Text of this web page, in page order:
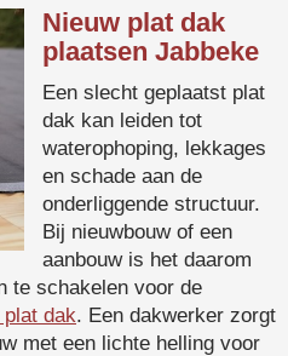
Nieuw plat dak
plaatsen Jabbeke
Een slecht geplaatst plat
dak kan leiden tot
waterophoping, lekkages
en schade aan de
onderliggende structuur.
Bij nieuwbouw of een
aanbouw is het daarom
te schakelen voor de
plat dak. Een dakwerker zorgt
met een lichte helling voor